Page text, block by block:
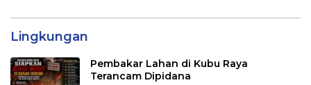
Lingkungan
Pembakar Lahan di Kubu Raya
Terancam Dipidana